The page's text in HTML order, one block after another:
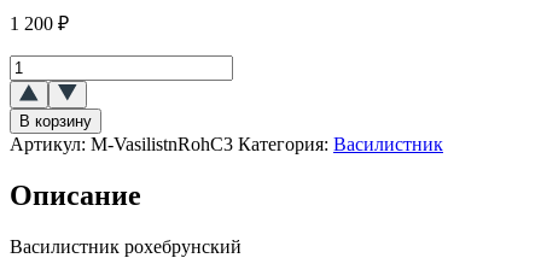
1 200 ₽
Количество
товара
Василистник
рохебрунский
В корзину
Артикул: M-VasilistnRohC3 Категория: Василистник
Описание
Василистник рохебрунский